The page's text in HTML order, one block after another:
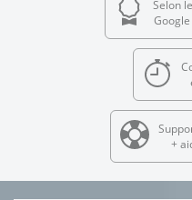
Selon
+